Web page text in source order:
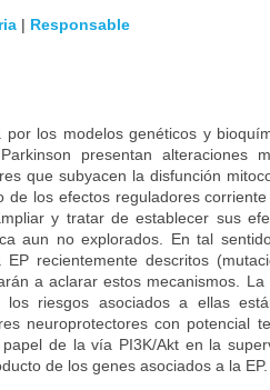
| Responsable
por los modelos genéticos y
presentan alteraciones
que subyacen la disfunción
de los efectos reguladores
y tratar de establecer sus
aun no explorados. En tal
recientemente descritos
a aclarar estos mecanismos.
los riesgos asociados a ellas
neuroprotectores con potencial
de la vía PI3K/Akt en la
de los genes asociados a la EP.